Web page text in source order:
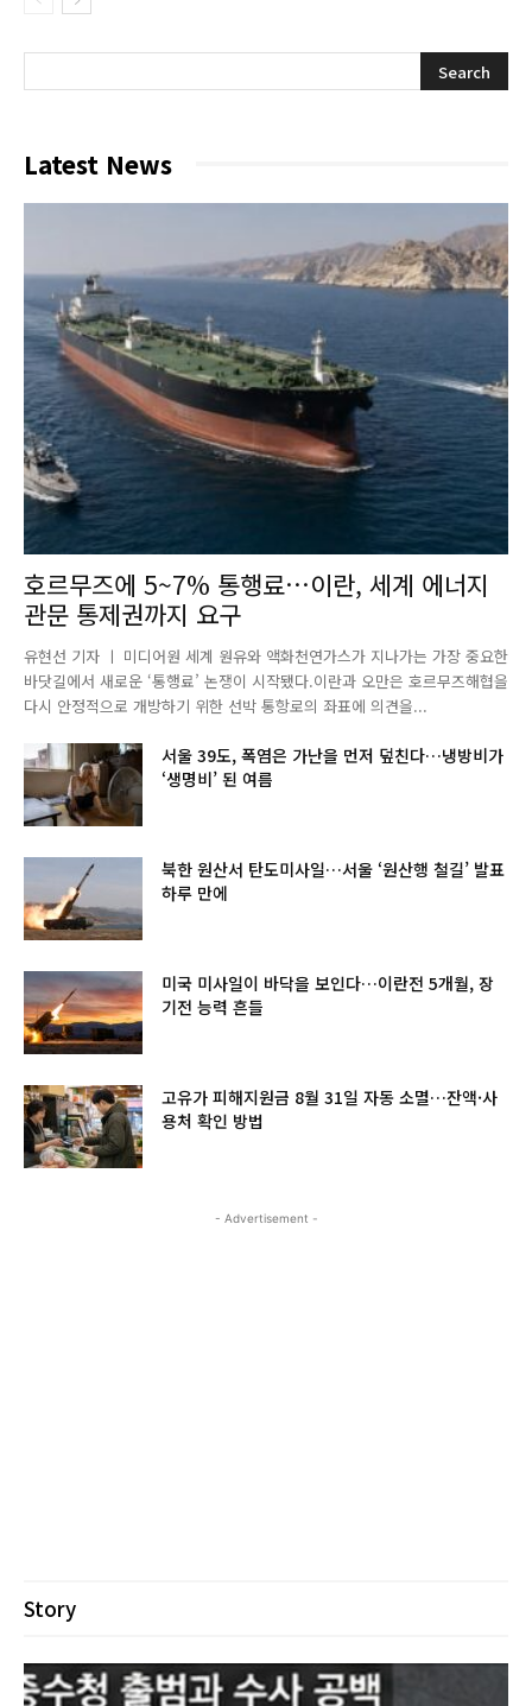
Latest News
호르무즈에 5~7% 통행료…이란, 세계 에너지
관문 통제권까지 요구
유현선 기자 ㅣ 미디어원 세계 원유와 액화천연가스가 지나가는 가장 중요한
바닷길에서 새로운 ‘통행료’ 논쟁이 시작됐다.이란과 오만은 호르무즈해협을
다시 안정적으로 개방하기 위한 선박 통항로의 좌표에 의견을...
서울 39도, 폭염은 가난을 먼저 덮친다…냉방비가
‘생명비’ 된 여름
북한 원산서 탄도미사일…서울 ‘원산행 철길’ 발표
하루 만에
미국 미사일이 바닥을 보인다…이란전 5개월, 장
기전 능력 흔들
고유가 피해지원금 8월 31일 자동 소멸…잔액·사
용처 확인 방법
- Advertisement -
Story